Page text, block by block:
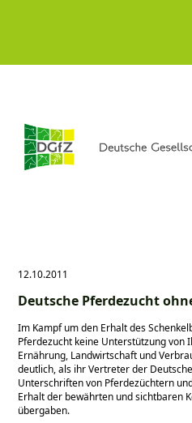
12.10.2011
Deutsche Pferdezucht
Im Kampf um den Erhalt des
Pferdezucht keine Unterstützung von
Ernährung, Landwirtschaft und
deutlich, als ihr Vertreter der
Unterschriften von Pferdezüchtern
Erhalt der bewährten und sichtbaren
übergaben.